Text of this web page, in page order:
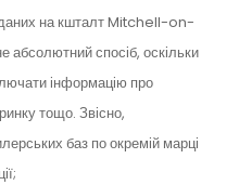
даних на кшталт Mitchell-on-
спосіб, оскільки
інформацію про
тощо. Звісно,
баз по окремій марці